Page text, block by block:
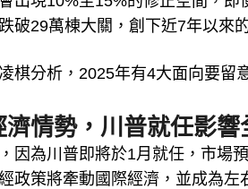
破29萬棟大關，創下近7年以來
棋分析，2025年有4大面向要留
濟情勢，川普就任影響
因為川普即將於1月就任，市場
政策將牽動國際經濟，並成為